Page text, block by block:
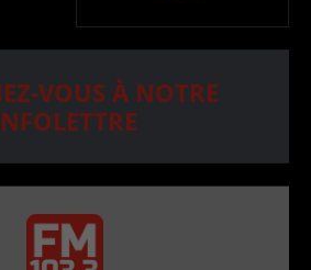
VOUS À NOTRE